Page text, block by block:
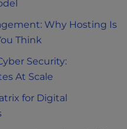
Why Hosting Is
Think
Security:
At Scale
for Digital